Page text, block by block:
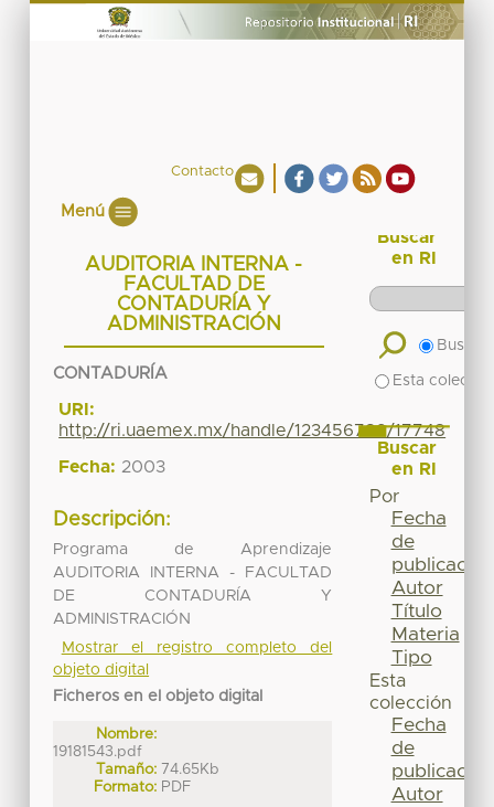
Contacto
Menú
AUDITORIA INTERNA -
FACULTAD DE
CONTADURÍA Y
ADMINISTRACIÓN
CONTADURÍA
URI:
http://ri.uaemex.mx/handle/123456789/17748
Fecha: 2003
Descripción:
Programa de Aprendizaje
AUDITORIA INTERNA - FACULTAD
DE CONTADURÍA Y
ADMINISTRACIÓN
Mostrar el registro completo del
objeto digital
Ficheros en el objeto digital
Nombre:
19181543.pdf
Tamaño: 74.65Kb
Formato: PDF
Buscar
en RI
Buscar
Esta
Buscar
en RI
Por
Fecha
de
publicación
Autor
Título
Materia
Tipo
Esta
colección
Fecha
de
publicación
Autor